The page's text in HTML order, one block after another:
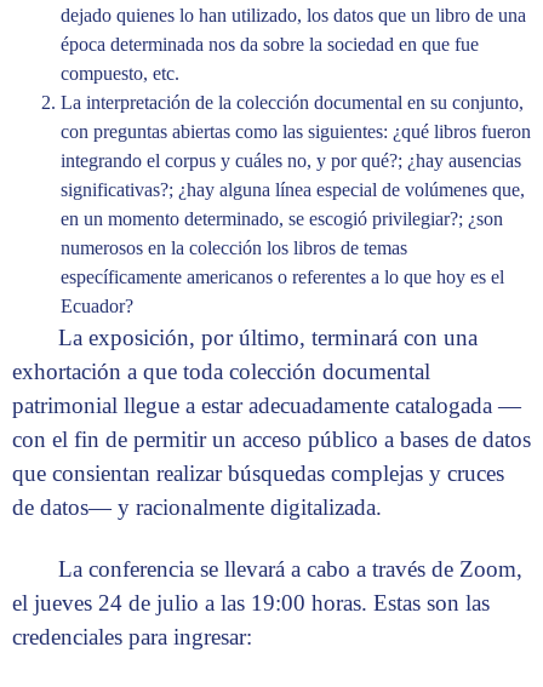
dejado quienes lo han utilizado, los datos que un libro de una
época determinada nos da sobre la sociedad en que fue
compuesto, etc.
La interpretación de la colección documental en su conjunto,
con preguntas abiertas como las siguientes: ¿qué libros fueron
integrando el corpus y cuáles no, y por qué?; ¿hay ausencias
significativas?; ¿hay alguna línea especial de volúmenes que,
en un momento determinado, se escogió privilegiar?; ¿son
numerosos en la colección los libros de temas
específicamente americanos o referentes a lo que hoy es el
Ecuador?
La exposición, por último, terminará con una
exhortación a que toda colección documental
patrimonial llegue a estar adecuadamente catalogada —
con el fin de permitir un acceso público a bases de datos
que consientan realizar búsquedas complejas y cruces
de datos— y racionalmente digitalizada.
La conferencia se llevará a cabo a través de Zoom,
el jueves 24 de julio a las 19:00 horas. Estas son las
credenciales para ingresar: